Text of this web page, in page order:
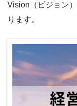
Vision（ビジョン
ります。